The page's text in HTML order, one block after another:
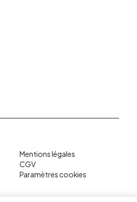
Mentions légales
CGV
Paramètres cookies